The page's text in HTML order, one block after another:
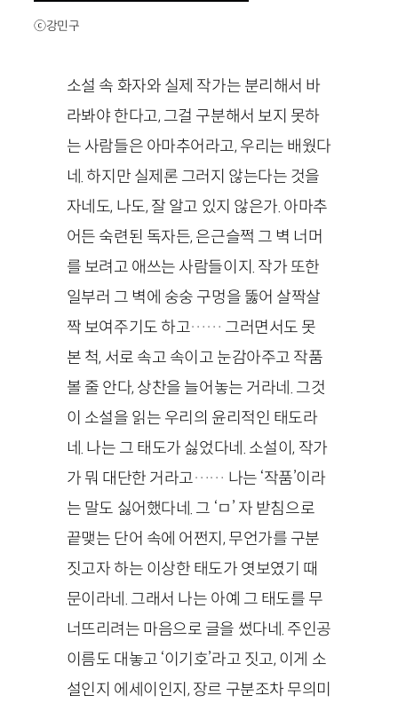
ⓒ강민구
소설 속 화자와 실제 작가는 분리해서 바
라봐야 한다고, 그걸 구분해서 보지 못하
는 사람들은 아마추어라고, 우리는 배웠다
네. 하지만 실제론 그러지 않는다는 것을
자네도, 나도, 잘 알고 있지 않은가. 아마추
어든 숙련된 독자든, 은근슬쩍 그 벽 너머
를 보려고 애쓰는 사람들이지. 작가 또한
일부러 그 벽에 숭숭 구멍을 뚫어 살짝살
짝 보여주기도 하고…… 그러면서도 못
본 척, 서로 속고 속이고 눈감아주고 작품
볼 줄 안다, 상찬을 늘어놓는 거라네. 그것
이 소설을 읽는 우리의 윤리적인 태도라
네. 나는 그 태도가 싫었다네. 소설이, 작가
가 뭐 대단한 거라고…… 나는 ‘작품’이라
는 말도 싫어했다네. 그 ‘ㅁ’ 자 받침으로
끝맺는 단어 속에 어쩐지, 무언가를 구분
짓고자 하는 이상한 태도가 엿보였기 때
문이라네. 그래서 나는 아예 그 태도를 무
너뜨리려는 마음으로 글을 썼다네. 주인공
이름도 대놓고 ‘이기호’라고 짓고, 이게 소
설인지 에세이인지, 장르 구분조차 무의미